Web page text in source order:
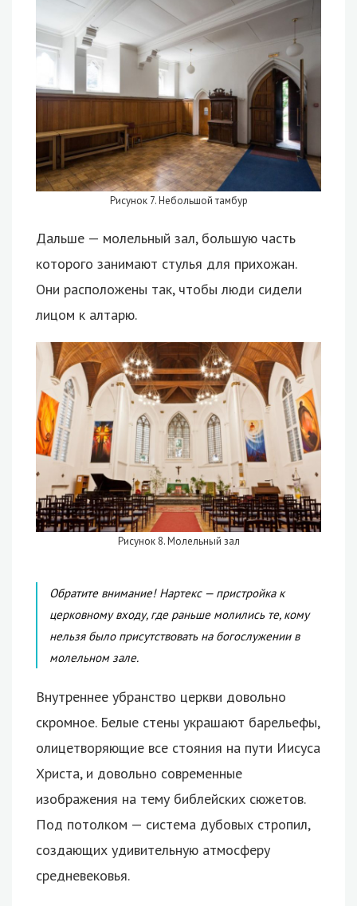
Рисунок 7. Небольшой тамбур
Дальше — молельный зал, большую часть
которого занимают стулья для прихожан.
Они расположены так, чтобы люди сидели
лицом к алтарю.
Рисунок 8. Молельный зал
Обратите внимание! Нартекс — пристройка к
церковному входу, где раньше молились те, кому
нельзя было присутствовать на богослужении в
молельном зале.
Внутреннее убранство церкви довольно
скромное. Белые стены украшают барельефы,
олицетворяющие все стояния на пути Иисуса
Христа, и довольно современные
изображения на тему библейских сюжетов.
Под потолком — система дубовых стропил,
создающих удивительную атмосферу
средневековья.